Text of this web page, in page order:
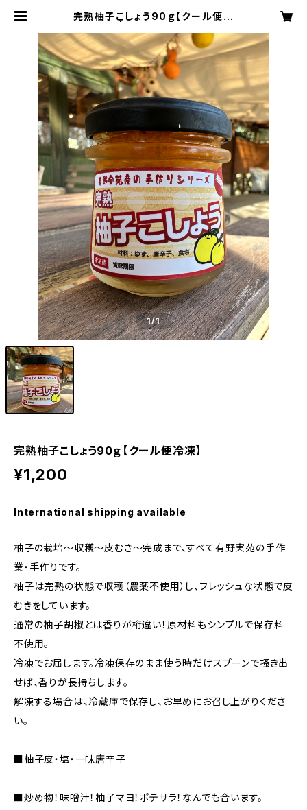
完熟柚子こしょう90ｇ【クール便冷
1/1
完熟柚子こしょう90ｇ【クール便冷凍】
¥1,200
International shipping available
柚子の栽培～収穫～皮むき～完成まで、すべて有野実苑の手作
業・手作りです。
柚子は完熟の状態で収穫（農薬不使用）し、フレッシュな状態で皮
むきをしています。
通常の柚子胡椒とは香りが桁違い！原材料もシンプルで保存料
不使用。
冷凍でお届します。冷凍保存のまま使う時だけスプーンで掻き出
せば、香りが長持ちします。
解凍する場合は、冷蔵庫で保存し、お早めにお召し上がりくださ
い。
■柚子皮・塩・一味唐辛子
■炒め物！味噌汁！柚子マヨ！ポテサラ！なんでも合います。